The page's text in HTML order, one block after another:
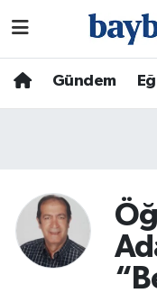
Gündem
Trafik Durumu
Süper Lig